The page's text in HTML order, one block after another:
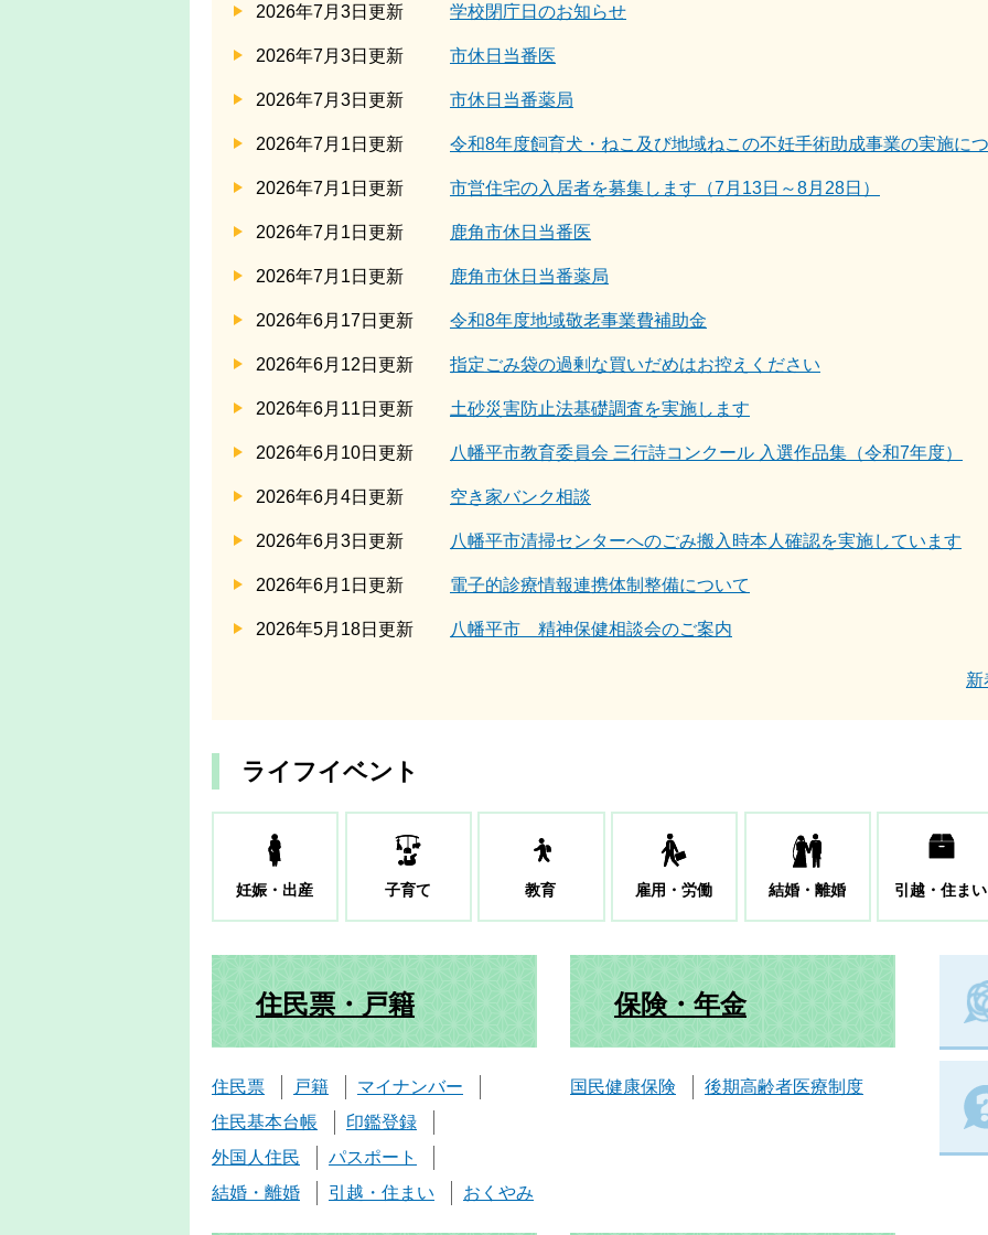
2026年7月3日更新 学校閉庁日のお知らせ
2026年7月3日更新 市休日当番医
2026年7月3日更新 市休日当番薬局
2026年7月1日更新 令和8年度飼育犬・ねこ及び地域ねこの不妊手術助成事業の実施に
2026年7月1日更新 市営住宅の入居者を募集します（7月13日～8月28日）
2026年7月1日更新 鹿角市休日当番医
2026年7月1日更新 鹿角市休日当番薬局
2026年6月17日更新 令和8年度地域敬老事業費補助金
2026年6月12日更新 指定ごみ袋の過剰な買いだめはお控えください
2026年6月11日更新 土砂災害防止法基礎調査を実施します
2026年6月10日更新 八幡平市教育委員会 三行詩コンクール 入選作品集（令和7年度）
2026年6月4日更新 空き家バンク相談
2026年6月3日更新 八幡平市清掃センターへのごみ搬入時本人確認を実施しています
2026年6月1日更新 電子的診療情報連携体制整備について
2026年5月18日更新 八幡平市 精神保健相談会のご案内
新
ライフイベント
妊娠・出産 子育て 教育 雇用・労働 結婚・離婚 引越・住まい
住民票・戸籍
住民票 戸籍
マイナンバー
住民基本台帳
印鑑登録
外国人住民
パスポート
結婚・離婚
引越・住まい おくやみ
保険・年金
国民健康保険 後期高齢者医療制度